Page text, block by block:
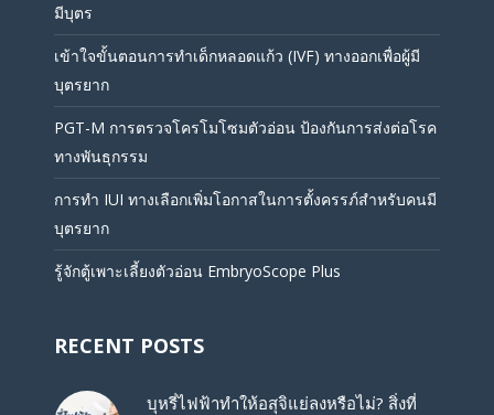
มีบุตร
เข้าใจขั้นตอนการทำเด็กหลอดแก้ว (IVF) ทางออกเพื่อผู้มี
บุตรยาก
PGT-M การตรวจโครโมโซมตัวอ่อน ป้องกันการส่งต่อโรค
ทางพันธุกรรม
การทำ IUI ทางเลือกเพิ่มโอกาสในการตั้งครรภ์สำหรับคนมี
บุตรยาก
รู้จักตู้เพาะเลี้ยงตัวอ่อน EmbryoScope Plus
RECENT POSTS
บุหรี่ไฟฟ้าทำให้อสุจิแย่ลงหรือไม่? สิ่งที่